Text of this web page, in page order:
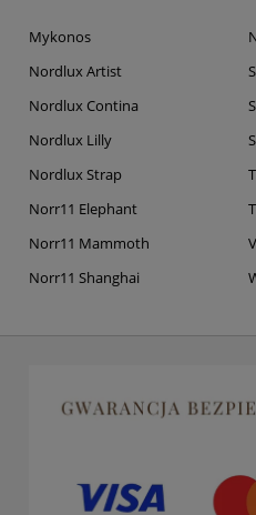
Mykonos
Nordlux Artist
Nordlux Contina
Nordlux Lilly
Nordlux Strap
Norr11 Elephant
Norr11 Mammoth
Norr11 Shanghai